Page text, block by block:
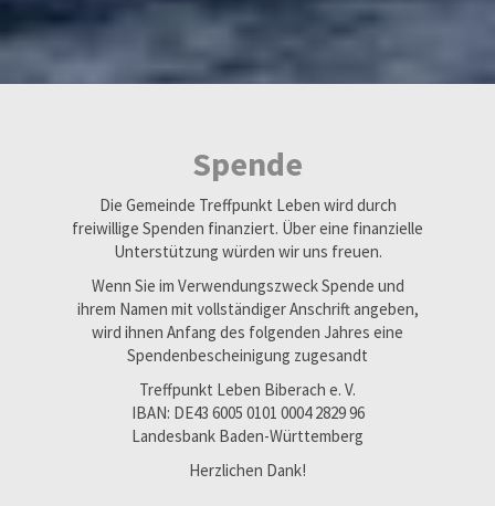
Spende
Die Gemeinde Treffpunkt Leben wird durch
freiwillige Spenden finanziert. Über eine finanzielle
Unterstützung würden wir uns freuen.
Wenn Sie im Verwendungszweck Spende und
ihrem Namen mit vollständiger Anschrift angeben,
wird ihnen Anfang des folgenden Jahres eine
Spendenbescheinigung zugesandt
Treffpunkt Leben Biberach e. V.
IBAN: DE43 6005 0101 0004 2829 96
Landesbank Baden-Württemberg
Herzlichen Dank!